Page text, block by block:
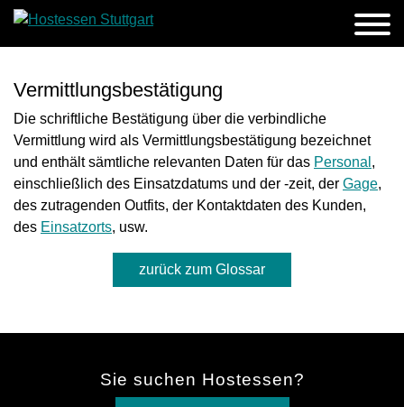
Vermittlungsbestätigung
Die schriftliche Bestätigung über die verbindliche
Vermittlung wird als Vermittlungsbestätigung bezeichnet
und enthält sämtliche relevanten Daten für das Personal ,
einschließlich des Einsatzdatums und der -zeit, der Gage,
des zutragenden Outfits, der Kontaktdaten des Kunden,
des Einsatzorts, usw.
zurück zum Glossar
Sie suchen Hostessen?